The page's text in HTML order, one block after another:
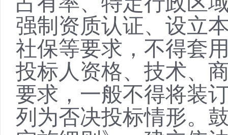
强制资质认证、设立
社保等要求，不得套
投标人资格、技术、
要求，一般不得将装
列为否决投标情形。